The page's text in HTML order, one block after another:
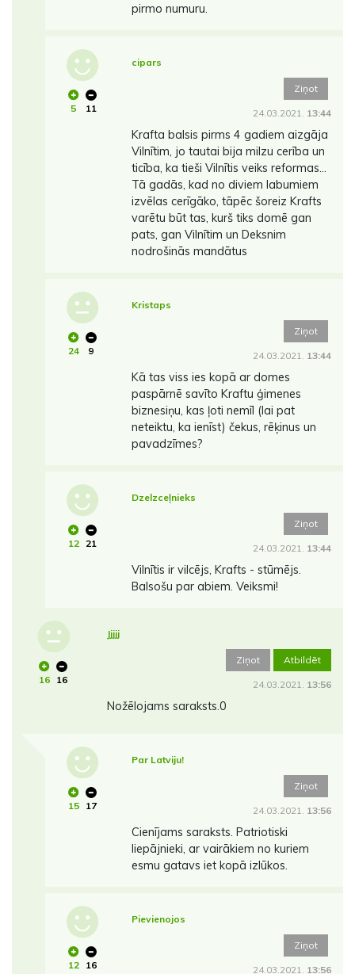
pirmo numuru.
5 11
cipars
Ziņot
24.03.2021. 13:44
Krafta balsis pirms 4 gadiem aizgāja
Vilnītim, jo tautai bija milzu cerība un
ticība, ka tieši Vilnītis veiks reformas...
Tā gadās, kad no diviem labumiem
izvēlas cerīgāko, tāpēc šoreiz Krafts
varētu būt tas, kurš tiks domē gan
pats, gan Vilnītim un Deksnim
nodrošinās mandātus
24 9
Kristaps
Ziņot
24.03.2021. 13:44
Kā tas viss ies kopā ar domes
paspārnē savīto Kraftu ģimenes
biznesiņu, kas ļoti nemīl (lai pat
neteiktu, ka ienīst) čekus, rēķinus un
pavadzīmes?
12 21
Dzelzceļnieks
Ziņot
24.03.2021. 13:44
Vilnītis ir vilcējs, Krafts - stūmējs.
Balsošu par abiem. Veiksmi!
16 16
Jjjjj
Ziņot Atbildēt
24.03.2021. 13:56
Nožēlojams saraksts.0
15 17
Par Latviju!
Ziņot
24.03.2021. 13:56
Cienījams saraksts. Patriotiski
liepājnieki, ar vairākiem no kuriem
esmu gatavs iet kopā izlūkos.
12 16
Pievienojos
Ziņot
24.03.2021. 13:56